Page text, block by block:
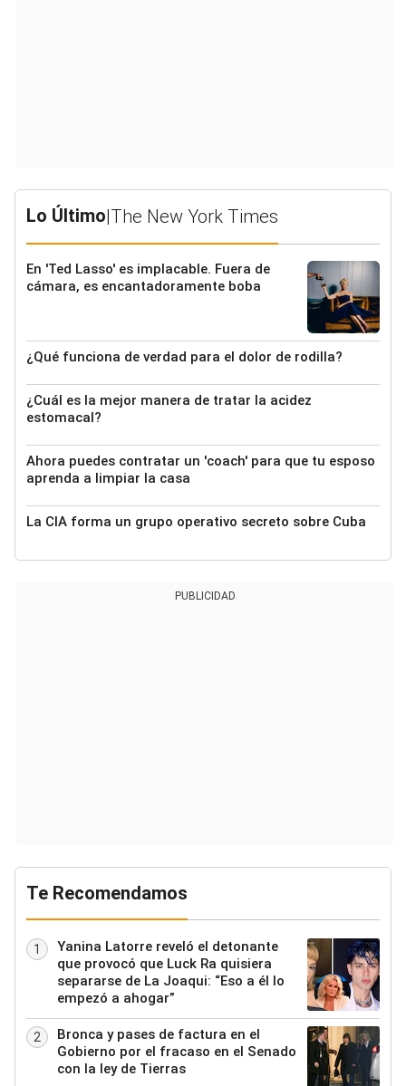
Lo Último|The New York Times
En 'Ted Lasso' es implacable. Fuera de
cámara, es encantadoramente boba
¿Qué funciona de verdad para el dolor de rodilla?
¿Cuál es la mejor manera de tratar la acidez
estomacal?
Ahora puedes contratar un 'coach' para que tu esposo
aprenda a limpiar la casa
La CIA forma un grupo operativo secreto sobre Cuba
PUBLICIDAD
Te Recomendamos
1
Yanina Latorre reveló el detonante
que provocó que Luck Ra quisiera
separarse de La Joaqui: “Eso a él lo
empezó a ahogar”
2
Bronca y pases de factura en el
Gobierno por el fracaso en el Senado
con la ley de Tierras